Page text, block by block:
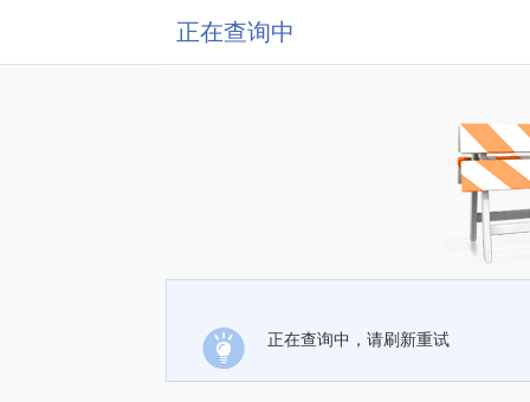
正在查询中
正在查询中，请刷新重试